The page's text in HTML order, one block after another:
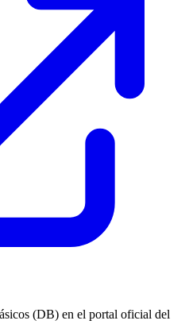
(DB) en el portal oficial del